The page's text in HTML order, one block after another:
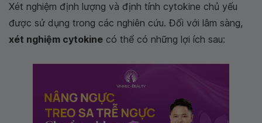
Xét nghiệm định lượng và định tính cytokine chủ yếu
được sử dụng trong các nghiên cứu. Đối với lâm sàng,
xét nghiệm cytokine có thể có những lợi ích sau: